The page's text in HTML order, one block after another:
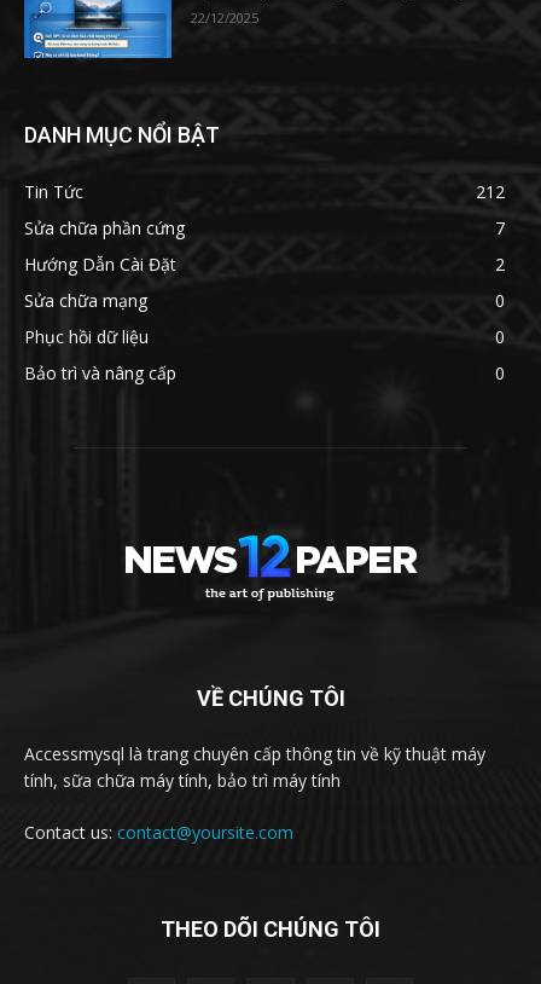
22/12/2025
DANH MỤC NỔI BẬT
Tin Tức
212
Sửa chữa phần cứng
7
Hướng Dẫn Cài Đặt
2
Sửa chữa mạng
0
Phục hồi dữ liệu
0
Bảo trì và nâng cấp
0
VỀ CHÚNG TÔI
Accessmysql là trang chuyên cấp thông tin về kỹ thuật máy
tính, sữa chữa máy tính, bảo trì máy tính
Contact us: contact@yoursite.com
THEO DÕI CHÚNG TÔI